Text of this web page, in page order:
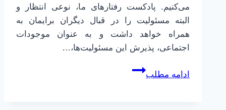
می‌کنیم. پادکست رفتارهای ما، نوعی انتظار و
البته مسئولیت را در قبال دیگران برایمان به
همراه خواهد داشت و به عنوان موجودات
اجتماعی، پذیرش این مسئولیت‌ها،…
ادامه مطلب
یک